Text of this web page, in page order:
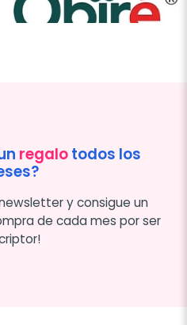
regalotodos los
y consigue un
de cada mes por ser